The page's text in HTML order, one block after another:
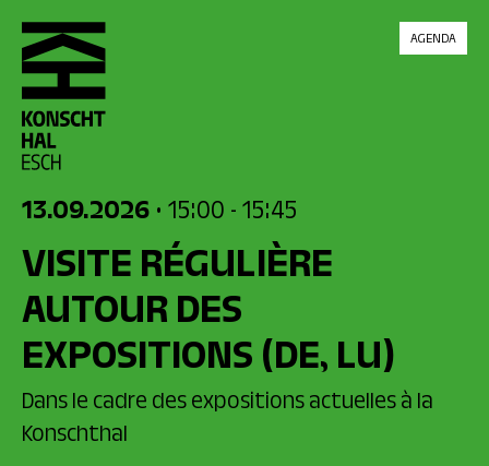
skip_to_content
AGENDA
13.09.2026 • 15:00 - 15:45
VISITE RÉGULIÈRE
AUTOUR DES
EXPOSITIONS(DE, LU)
Dans le cadre des expositions actuelles à la
Konschthal